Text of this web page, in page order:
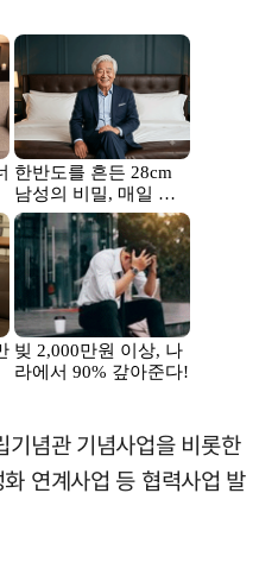
념관 기념사업을 비롯한
연계사업 등 협력사업 발